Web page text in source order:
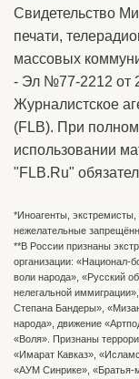
Свидетельство
печати,
массовых
- Эл №77-2212 от
Журналистское
(FLB). При
использовании
"FLB.Ru"
*Иноагенты, экстремисты,
нежелательные
**В России признаны
организации: «Национал-
воли народа», «Русский
нелегальной
Степана Бандеры»,
народа», движение
«Воля». Признаны
«Имарат Кавказ»,
«АУМ Синрике», «Братья-